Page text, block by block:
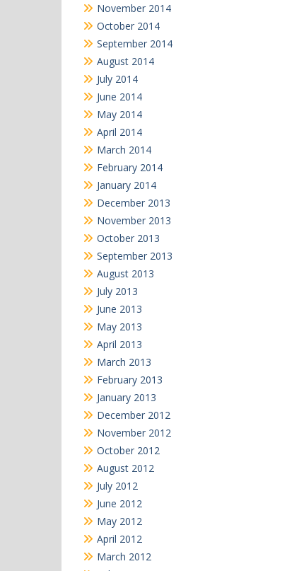
November 2014
October 2014
September 2014
August 2014
July 2014
June 2014
May 2014
April 2014
March 2014
February 2014
January 2014
December 2013
November 2013
October 2013
September 2013
August 2013
July 2013
June 2013
May 2013
April 2013
March 2013
February 2013
January 2013
December 2012
November 2012
October 2012
August 2012
July 2012
June 2012
May 2012
April 2012
March 2012